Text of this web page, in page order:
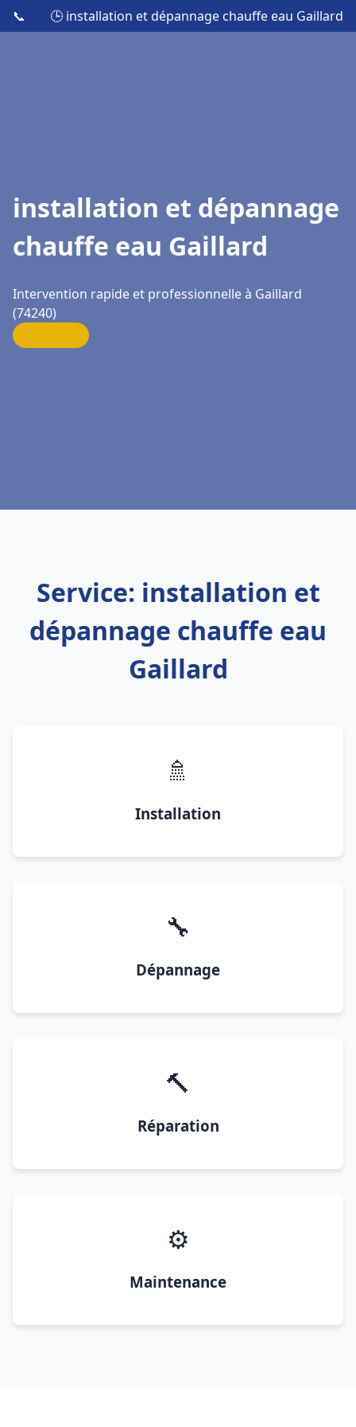
📞 🕒 installation et dépannage chauffe eau Gaillard
installation et dépannage
chauffe eau Gaillard
Intervention rapide et professionnelle à Gaillard
(74240)
Service: installation et
dépannage chauffe eau
Gaillard
🚿
Installation
🔧
Dépannage
🔨
Réparation
⚙️
Maintenance